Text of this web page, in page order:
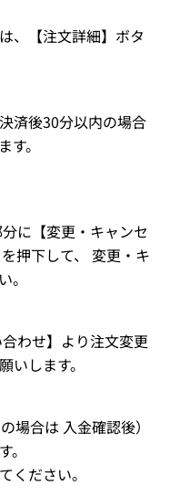
、【注文詳細】ボタ
済後30分以内の場合
。
に【変更・キャンセ
押下して、 変更・キ
。
わせ】より注文変更
いします。
場合は 入金確認後）
ください。